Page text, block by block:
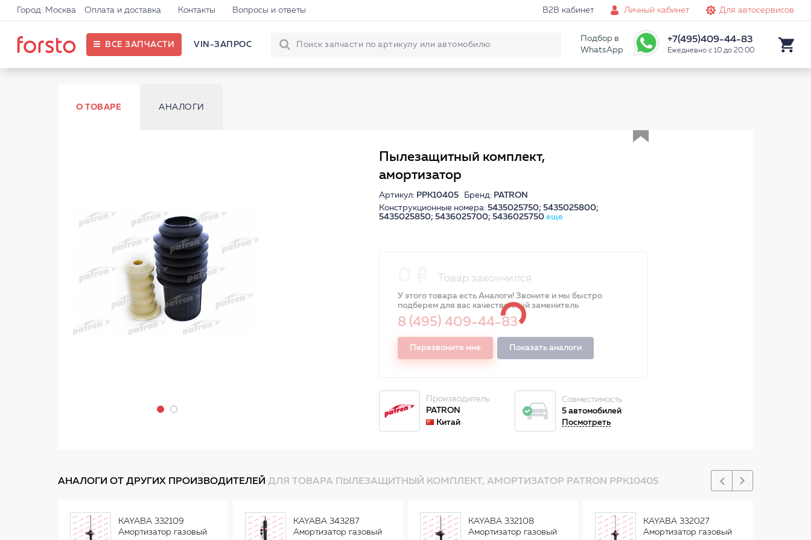
Город: Москва Оплата и доставка Контакты Вопросы и ответы B2B кабинет Личный кабинет Для автосервисов
ВСЕ ЗАПЧАСТИ VIN-ЗАПРОС
Подбор в
WhatsApp
+7(495)409-44-83
Ежедневно с 10 до 20:00
О ТОВАРЕ АНАЛОГИ
Пылезащитный комплект,
амортизатор
Артикул: PPK10405 Бренд: PATRON
Конструкционные номера: 5435025750; 5435025800;
5435025850; 5436025700; 5436025750 еще
Товар закончился
У этого товара есть Аналоги! Звоните и мы быстро
подберем для вас качественный заменитель
8 (495) 409-44-83
Перезвоните мне Показать аналоги
Производитель
PATRON
Китай
Совместимость
5 автомобилей
Посмотреть
АНАЛОГИ ОТ ДРУГИХ ПРОИЗВОДИТЕЛЕЙ ДЛЯ ТОВАРА ПЫЛЕЗАЩИТНЫЙ КОМПЛЕКТ, АМОРТИЗАТОР PATRON PPK10405
KAYABA 332109
Амортизатор газовый
KAYABA 343287
Амортизатор газовый
KAYABA 332108
Амортизатор газовый
KAYABA 332027
Амортизатор газовый